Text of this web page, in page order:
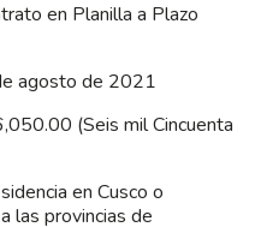
en Planilla a Plazo
de 2021
(Seis mil Cincuenta
en Cusco o
las provincias de